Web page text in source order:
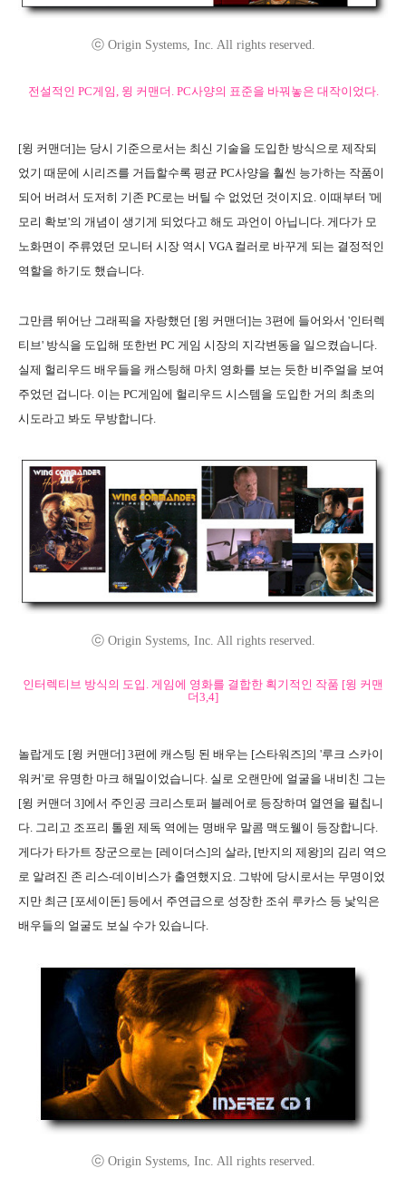
ⓒ Origin Systems, Inc. All rights reserved.
전설적인 PC게임, 윙 커맨더. PC사양의 표준을 바꿔놓은 대작이었다.
[윙 커맨더]는 당시 기준으로서는 최신 기술을 도입한 방식으로 제작되
었기 때문에 시리즈를 거듭할수록 평균 PC사양을 훨씬 능가하는 작품이
되어 버려서 도저히 기존 PC로는 버틸 수 없었던 것이지요. 이때부터 '메
모리 확보'의 개념이 생기게 되었다고 해도 과언이 아닙니다. 게다가 모
노화면이 주류였던 모니터 시장 역시 VGA 컬러로 바꾸게 되는 결정적인
역할을 하기도 했습니다.
그만큼 뛰어난 그래픽을 자랑했던 [윙 커맨더]는 3편에 들어와서 '인터렉
티브' 방식을 도입해 또한번 PC 게임 시장의 지각변동을 일으켰습니다.
실제 헐리우드 배우들을 캐스팅해 마치 영화를 보는 듯한 비주얼을 보여
주었던 겁니다. 이는 PC게임에 헐리우드 시스템을 도입한 거의 최초의
시도라고 봐도 무방합니다.
ⓒ Origin Systems, Inc. All rights reserved.
인터렉티브 방식의 도입. 게임에 영화를 결합한 획기적인 작품 [윙 커맨
더3,4]
놀랍게도 [윙 커맨더] 3편에 캐스팅 된 배우는 [스타워즈]의 '루크 스카이
워커'로 유명한 마크 해밀이었습니다. 실로 오랜만에 얼굴을 내비친 그는
[윙 커맨더 3]에서 주인공 크리스토퍼 블레어로 등장하며 열연을 펼칩니
다. 그리고 조프리 톨윈 제독 역에는 명배우 말콤 맥도웰이 등장합니다.
게다가 타가트 장군으로는 [레이더스]의 살라, [반지의 제왕]의 김리 역으
로 알려진 존 리스-데이비스가 출연했지요. 그밖에 당시로서는 무명이었
지만 최근 [포세이돈] 등에서 주연급으로 성장한 조쉬 루카스 등 낯익은
배우들의 얼굴도 보실 수가 있습니다.
ⓒ Origin Systems, Inc. All rights reserved.